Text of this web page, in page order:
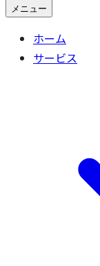
メニュー
ホーム
サービス